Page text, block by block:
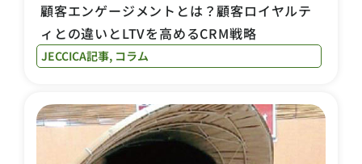
顧客エンゲージメントとは？顧客ロイヤルテ
ィとの違いとLTVを高めるCRM戦略
JECCICA記事, コラム